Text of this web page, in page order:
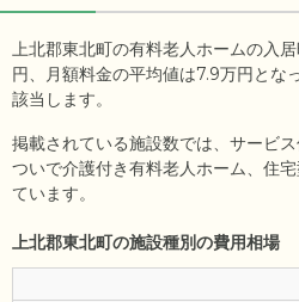
上北郡東北町の有料老人ホームの入
円、月額料金の平均値は7.9万円とな
該当します。
掲載されている施設数では、サービス
ついで介護付き有料老人ホーム、住
ています。
上北郡東北町の施設種別の費用相場